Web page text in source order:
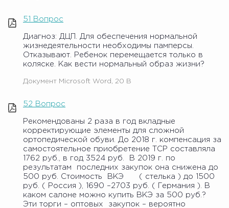
51 Вопрос
Диагноз: ДЦП. Для обеспечения нормальной
жизнедеятельности необходимы памперсы.
Отказывают. Ребенок перемещается только в
коляске. Как вести нормальный образ жизни?
Документ Microsoft Word, 20 B
52 Вопрос
Рекомендованы 2 раза в год вкладные
корректирующие элементы для сложной
ортопедической обуви. До 2018 г. компенсация за
самостоятельное приобретение ТСР составляла
1762 руб., в год 3524 руб. В 2019 г. по
результатам последних закупок она снижена до
500 руб. Стоимость ВКЭ ( стелька ) до 1500
руб. ( Россия ), 1690 –2703 руб. ( Германия ). В
каком салоне можно купить ВКЭ за 500 руб.?
Эти торги – оптовых закупок – вероятно